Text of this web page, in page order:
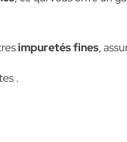
impuretés fines,
.